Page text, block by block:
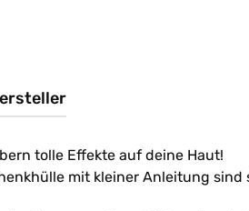
tolle Effekte auf deine Haut!
mit kleiner Anleitung